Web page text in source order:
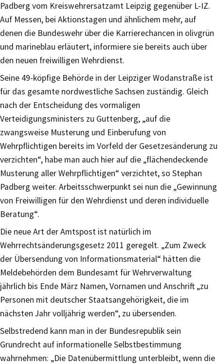
Padberg vom Kreiswehrersatzamt Leipzig gegenüber L-IZ.
Auf Messen, bei Aktionstagen und ähnlichem mehr, auf
denen die Bundeswehr über die Karrierechancen in olivgrün
und marineblau erläutert, informiere sie bereits auch über
den neuen freiwilligen Wehrdienst.
Seine 49-köpfige Behörde in der Leipziger Wodanstraße ist
für das gesamte nordwestliche Sachsen zuständig. Gleich
nach der Entscheidung des vormaligen
Verteidigungsministers zu Guttenberg, „auf die
zwangsweise Musterung und Einberufung von
Wehrpflichtigen bereits im Vorfeld der Gesetzesänderung zu
verzichten“, habe man auch hier auf die „flächendeckende
Musterung aller Wehrpflichtigen“ verzichtet, so Stephan
Padberg weiter. Arbeitsschwerpunkt sei nun die „Gewinnung
von Freiwilligen für den Wehrdienst und deren individuelle
Beratung“.
Die neue Art der Amtspost ist natürlich im
Wehrrechtsänderungsgesetz 2011 geregelt. „Zum Zweck
der Übersendung von Informationsmaterial“ hätten die
Meldebehörden dem Bundesamt für Wehrverwaltung
jährlich bis Ende März Namen, Vornamen und Anschrift „zu
Personen mit deutscher Staatsangehörigkeit, die im
nächsten Jahr volljährig werden“, zu übersenden.
Selbstredend kann man in der Bundesrepublik sein
Grundrecht auf informationelle Selbstbestimmung
wahrnehmen: „Die Datenübermittlung unterbleibt, wenn die